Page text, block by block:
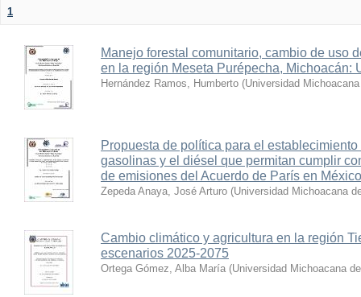
1
Manejo forestal comunitario, cambio de uso
en la región Meseta Purépecha, Michoacán:
Hernández Ramos, Humberto (Universidad
Propuesta de política para el
gasolinas y el diésel que permitan cumplir
de emisiones del Acuerdo de París en México
Zepeda Anaya, José Arturo (Universidad Michoacana
Cambio climático y agricultura en la región
escenarios 2025-2075
Ortega Gómez, Alba María (Universidad Michoacana